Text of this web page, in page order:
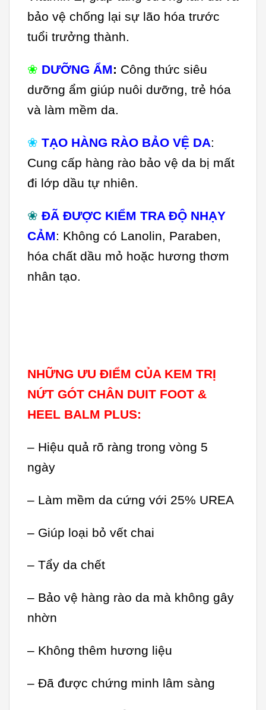
bảo vệ chống lại sự lão hóa trước
tuổi trưởng thành.
❀ DƯỠNG ẨM: Công thức siêu
dưỡng ẩm giúp nuôi dưỡng, trẻ hóa
và làm mềm da.
❀ TẠO HÀNG RÀO BẢO VỆ DA:
Cung cấp hàng rào bảo vệ da bị mất
đi lớp dầu tự nhiên.
❀ ĐÃ ĐƯỢC KIỂM TRA ĐỘ NHẠY
CẢM: Không có Lanolin, Paraben,
hóa chất dầu mỏ hoặc hương thơm
nhân tạo.
NHỮNG ƯU ĐIỂM CỦA KEM TRỊ
NỨT GÓT CHÂN DUIT FOOT &
HEEL BALM PLUS:
– Hiệu quả rõ ràng trong vòng 5
ngày
– Làm mềm da cứng với 25% UREA
– Giúp loại bỏ vết chai
– Tẩy da chết
– Bảo vệ hàng rào da mà không gây
nhờn
– Không thêm hương liệu
– Đã được chứng minh lâm sàng